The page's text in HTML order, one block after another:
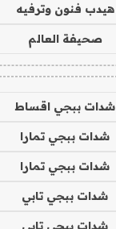
هيدب فنون وترفيه
صحيفة العالم
شدات ببجي اقساط
شدات ببجي تمارا
شدات ببجي تمارا
شدات ببجي تابي
شدات ببجي تابي